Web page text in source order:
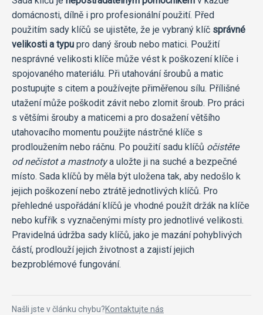
domácnosti, dílně i pro profesionální použití. Před
použitím sady klíčů se ujistěte, že je vybraný klíč správné
velikosti a typu pro daný šroub nebo matici. Použití
nesprávné velikosti klíče může vést k poškození klíče i
spojovaného materiálu. Při utahování šroubů a matic
postupujte s citem a používejte přiměřenou sílu. Přílišné
utažení může poškodit závit nebo zlomit šroub. Pro práci
s většími šrouby a maticemi a pro dosažení většího
utahovacího momentu použijte nástrčné klíče s
prodloužením nebo ráčnu. Po použití sadu klíčů očistěte
od nečistot a mastnotya uložte ji na suché a bezpečné
místo. Sada klíčů by měla být uložena tak, aby nedošlo k
jejich poškození nebo ztrátě jednotlivých klíčů. Pro
přehledné uspořádání klíčů je vhodné použít držák na klíče
nebo kufřík s vyznačenými místy pro jednotlivé velikosti.
Pravidelná údržba sady klíčů, jako je mazání pohyblivých
částí, prodlouží jejich životnost a zajistí jejich
bezproblémové fungování.
Našli jste v článku chybu?Kontaktujte nás